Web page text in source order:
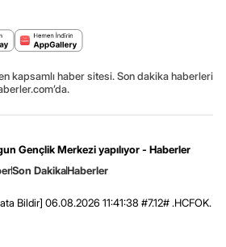
kapsamlı haber sitesi. Son dakika haberleri
Gençlik Merkezi yapılıyor - Haberler
Son DakikaHaberler
Bildir] 06.08.2026 11:41:38 #7.12# .HCFOK.